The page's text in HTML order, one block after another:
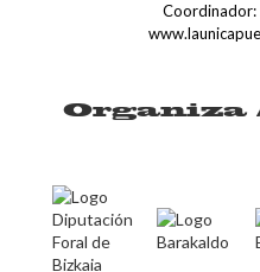
Coordinador:
Organiza